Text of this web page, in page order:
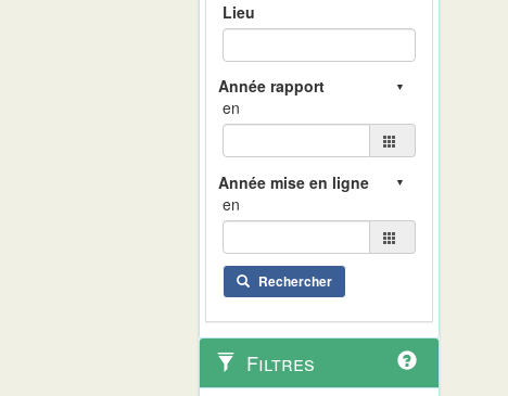
Lieu
en
en
Rechercher
Filtres